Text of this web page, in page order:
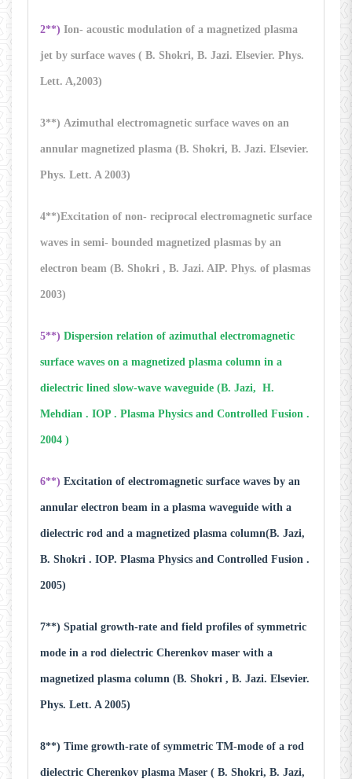
2**) Ion- acoustic modulation of a magnetized plasma
jet by surface waves ( B. Shokri, B. Jazi. Elsevier. Phys.
Lett. A,2003)
3**) Azimuthal electromagnetic surface waves on an
annular magnetized plasma (B. Shokri, B. Jazi. Elsevier.
Phys. Lett. A 2003)
4**)Excitation of non- reciprocal electromagnetic surface
waves in semi- bounded magnetized plasmas by an
electron beam (B. Shokri , B. Jazi. AIP. Phys. of plasmas
2003)
5**) Dispersion relation of azimuthal electromagnetic
surface waves on a magnetized plasma column in a
dielectric lined slow-wave waveguide (B. Jazi, H.
Mehdian . IOP . Plasma Physics and Controlled Fusion .
2004 )
6**) Excitation of electromagnetic surface waves by an
annular electron beam in a plasma waveguide with a
dielectric rod and a magnetized plasma column(B. Jazi,
B. Shokri . IOP. Plasma Physics and Controlled Fusion .
2005)
7**) Spatial growth-rate and field profiles of symmetric
mode in a rod dielectric Cherenkov maser with a
magnetized plasma column (B. Shokri , B. Jazi. Elsevier.
Phys. Lett. A 2005)
8**) Time growth-rate of symmetric TM-mode of a rod
dielectric Cherenkov plasma Maser ( B. Shokri, B. Jazi,